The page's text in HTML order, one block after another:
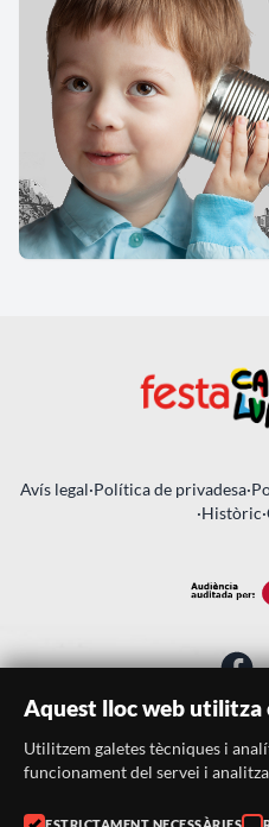
Avís legal·Política de privadesa·
·Històric·
SUBSCRIU-
Aquest lloc web utilitza
Utilitzem galetes tècniques i
funcionament del servei i